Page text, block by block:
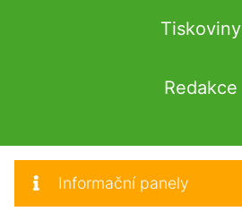
Tiskoviny
Redakce
Informační panely